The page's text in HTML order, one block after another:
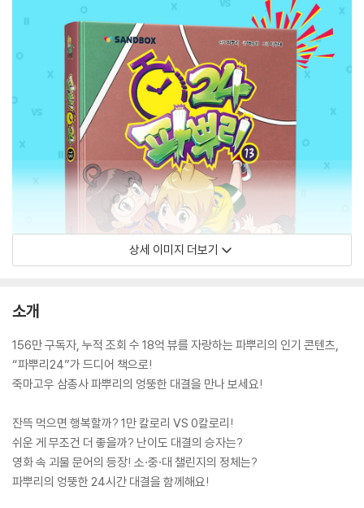
상세 이미지 더보기
소개
156만 구독자, 누적 조회 수 18억 뷰를 자랑하는 파뿌리의 인기 콘텐츠,
“파뿌리24”가 드디어 책으로!
죽마고우 삼총사 파뿌리의 엉뚱한 대결을 만나 보세요!
잔뜩 먹으면 행복할까? 1만 칼로리 VS 0칼로리!
쉬운 게 무조건 더 좋을까? 난이도 대결의 승자는?
영화 속 괴물 문어의 등장! 소·중·대 챌린지의 정체는?
파뿌리의 엉뚱한 24시간 대결을 함께해요!